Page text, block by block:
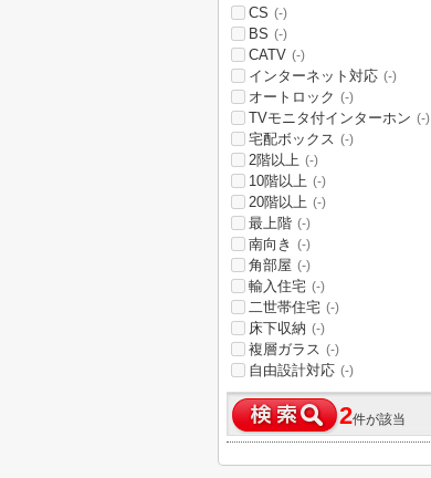
CS (-)
BS (-)
CATV (-)
インターネット対応 (-)
オートロック (-)
TVモニタ付インターホン (-)
宅配ボックス (-)
2階以上 (-)
10階以上 (-)
20階以上 (-)
最上階 (-)
南向き (-)
角部屋 (-)
輸入住宅 (-)
二世帯住宅 (-)
床下収納 (-)
複層ガラス (-)
自由設計対応 (-)
2件が該当